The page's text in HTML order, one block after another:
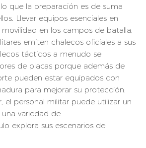
que la preparación es de suma
Llevar equipos esenciales en
en los campos de batalla,
emiten chalecos oficiales a sus
tácticos a menudo se
de placas porque además de
pueden estar equipados con
para mejorar su protección.
el personal militar puede utilizar un
variedad de
explora sus escenarios de